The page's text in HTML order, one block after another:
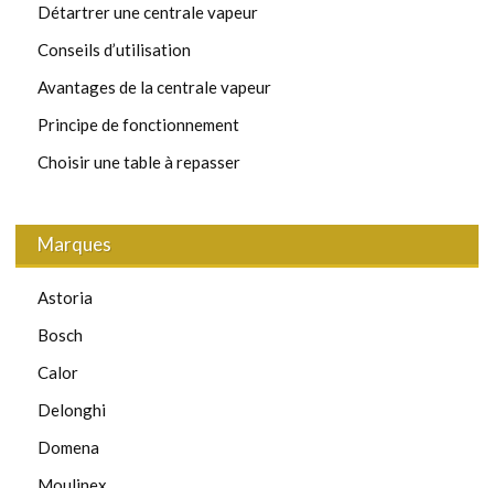
Détartrer une centrale vapeur
Conseils d’utilisation
Avantages de la centrale vapeur
Principe de fonctionnement
Choisir une table à repasser
Marques
Astoria
Bosch
Calor
Delonghi
Domena